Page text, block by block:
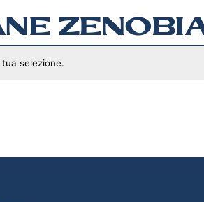
selezione.